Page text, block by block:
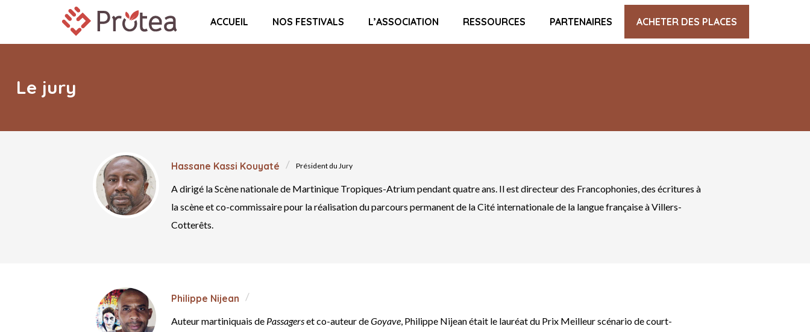
ACCUEIL NOS FESTIVALS L’ASSOCIATION RESSOURCES PARTENAIRES ACHETER DES PLACES
Le jury
Hassane Kassi Kouyaté Président du Jury
A dirigé la Scène nationale de Martinique Tropiques-Atrium pendant quatre ans. Il est directeur des Francophonies, des écritures à
la scène et co-commissaire pour la réalisation du parcours permanent de la Cité internationale de la langue française à Villers-
Cotterêts.
Philippe Nijean
Auteur martiniquais de Passagerset co-auteur deGoyave, Philippe Nijean était le lauréat du Prix Meilleur scénario de court-